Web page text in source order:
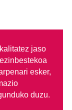
jaso
esker,
duzu.